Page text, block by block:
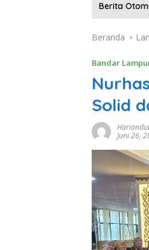
Berita
Beranda
Bandar
Solid
Juni 26,